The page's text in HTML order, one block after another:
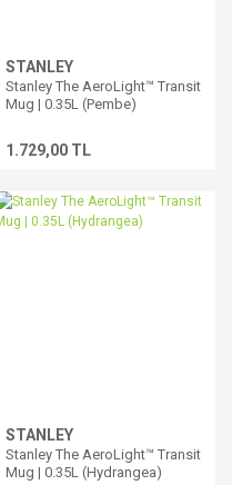
STANLEY
Stanley The AeroLight™ Transit
Mug | 0.35L (Pembe)
1.729,00 TL
STANLEY
Stanley The AeroLight™ Transit
Mug | 0.35L (Hydrangea)